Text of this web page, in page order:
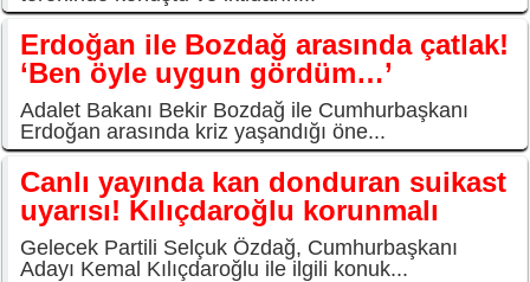
Erdoğan ile Bozdağ arasında çatlak!
‘Ben öyle uygun gördüm…’
Adalet Bakanı Bekir Bozdağ ile Cumhurbaşkanı
Erdoğan arasında kriz yaşandığı öne...
Canlı yayında kan donduran suikast
uyarısı! Kılıçdaroğlu korunmalı
Gelecek Partili Selçuk Özdağ, Cumhurbaşkanı
Adayı Kemal Kılıçdaroğlu ile ilgili konuk...